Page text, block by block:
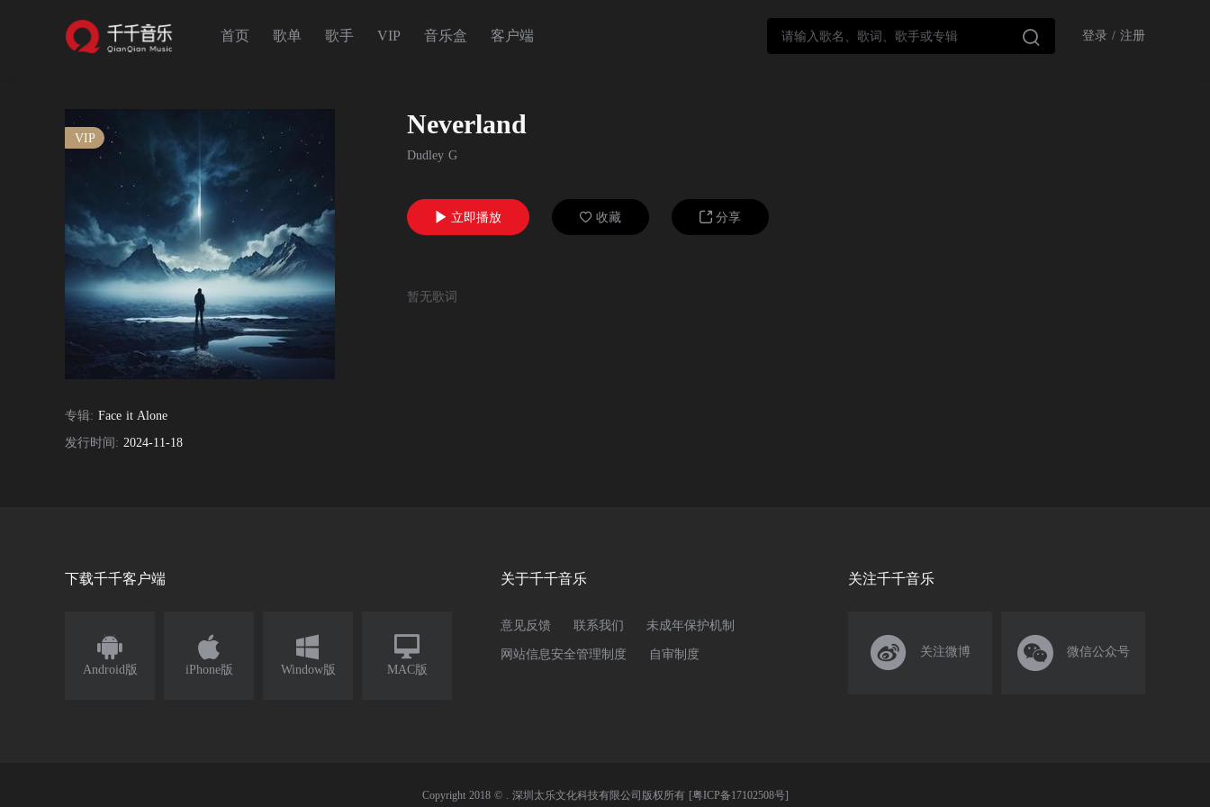
首页 歌单 歌手 VIP 音乐盒 客户端  登录 / 注册
VIP
专辑: Face it Alone
发行时间: 2024-11-18
Neverland
Dudley G
 立即播放  收藏  分享
暂无歌词
下载千千客户端

Android版

iPhone版

Window版

MAC版
关于千千音乐
意见反馈 联系我们 未成年保护机制
网站信息安全管理制度 自审制度
关注千千音乐
 关注微博  微信公众号
Copyright 2018 © . 深圳太乐文化科技有限公司版权所有 [粤ICP备17102508号]